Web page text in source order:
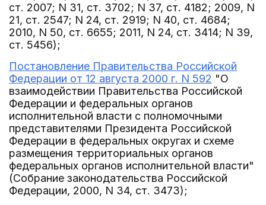
ст. 2007; N 31, ст. 3702; N 37, ст. 4182; 2009, N
21, ст. 2547; N 24, ст. 2919; N 40, ст. 4684;
2010, N 50, ст. 6655; 2011, N 24, ст. 3414; N 39,
ст. 5456);
Постановление Правительства Российской
Федерации от 12 августа 2000 г. N 592 "О
взаимодействии Правительства Российской
Федерации и федеральных органов
исполнительной власти с полномочными
представителями Президента Российской
Федерации в федеральных округах и схеме
размещения территориальных органов
федеральных органов исполнительной власти"
(Собрание законодательства Российской
Федерации, 2000, N 34, ст. 3473);